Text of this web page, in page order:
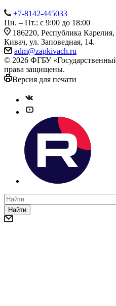
+7-8142-445033
Пн. – Пт.: с 9:00 до 18:00
186220, Республика
Кивач, ул. Заповедная, 14.
adm@zapkivach.ru
© 2026 ФГБУ
права защищены.
Версия для печати
Найти